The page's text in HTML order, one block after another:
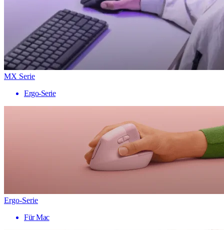
MX Serie
Ergo-Serie
Ergo-Serie
Für Mac